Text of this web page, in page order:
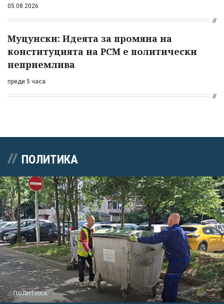
05.08.2026
Муцунски: Идеята за промяна на
конституцията на РСМ е политически
неприемлива
преди 5 часа
ПОЛИТИКА
ПОЛИТИКА